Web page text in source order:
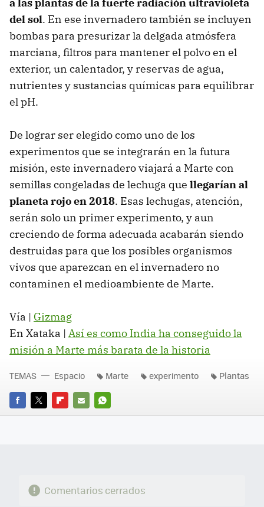
del sol. En ese invernadero también se incluyen
bombas para presurizar la delgada atmósfera
marciana, filtros para mantener el polvo en el
exterior, un calentador, y reservas de agua,
nutrientes y sustancias químicas para equilibrar
el pH.
De lograr ser elegido como uno de los
experimentos que se integrarán en la futura
misión, este invernadero viajará a Marte con
semillas congeladas de lechuga que llegarían al
planeta rojo en 2018. Esas lechugas, atención,
serán solo un primer experimento, y aun
creciendo de forma adecuada acabarán siendo
destruidas para que los posibles organismos
vivos que aparezcan en el invernadero no
contaminen el medioambiente de Marte.
Vía | Gizmag
En Xataka | Así es como India ha conseguido la
misión a Marte más barata de la historia
FACEBOOK
TWITTERFLIPBOARD
E-
WHATSAPP
TEMAS Espacio Marte experimento Plantas
Comentarios cerrados